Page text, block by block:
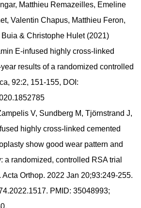
Matthieu Remazeilles, Emeline
Valentin Chapus, Matthieu Feron,
& Christophe Hulet (2021)
E-infused highly cross-linked
results of a randomized controlled
92:2, 151-155, DOI:
V, Sundberg M, Tjörnstrand J,
highly cross-linked cemented
show good wear pattern and
a randomized, controlled RSA trial
Orthop. 2022 Jan 20;93:249-255.
PMID: 35048993;